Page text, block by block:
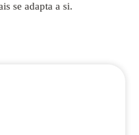
se adapta a si.